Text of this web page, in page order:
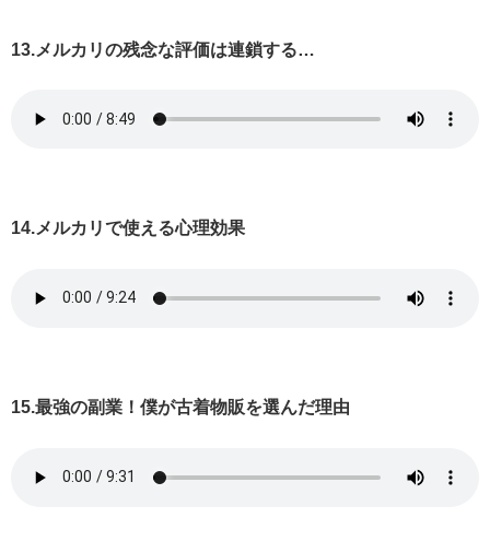
13.メルカリの残念な評価は連鎖する…
14.メルカリで使える心理効果
15.最強の副業！僕が古着物販を選んだ理由